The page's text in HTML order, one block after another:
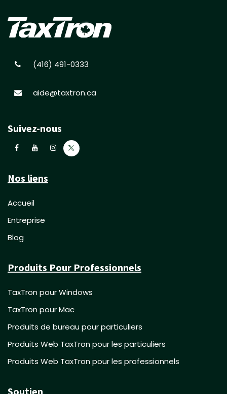
(416) 491-0333
aide@taxtron.ca
Suivez-nous
Nos liens
Accueil
Entreprise
Blog
Produits Pour Professionnels
TaxTron pour Windows
TaxTron pour Mac
Produits de bureau pour particuliers
Produits Web TaxTron pour les particuliers
Produits Web TaxTron pour les professionnels
Soutien